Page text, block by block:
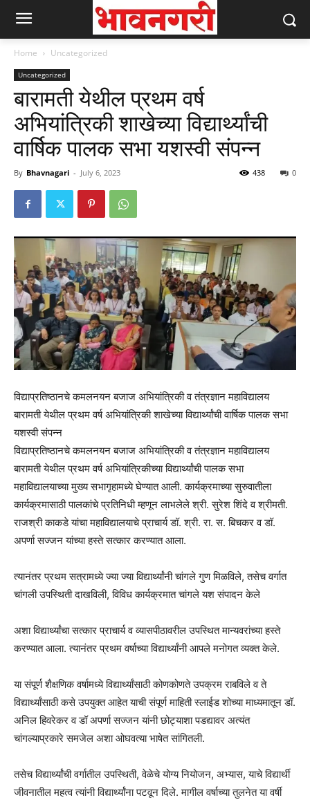
Home Uncategorized
Uncategorized
बारामती येथील प्रथम वर्ष
अभियांत्रिकी शाखेच्या विद्यार्थ्यांची
वार्षिक पालक सभा यशस्वी संपन्न
By Bhavnagari - July 6, 2023 0
438
विद्याप्रतिष्ठानचे कमलनयन बजाज अभियांत्रिकी व तंत्रज्ञान महाविद्यालय
बारामती येथील प्रथम वर्ष अभियांत्रिकी शाखेच्या विद्यार्थ्यांची वार्षिक पालक सभा
यशस्वी संपन्न
विद्याप्रतिष्ठानचे कमलनयन बजाज अभियांत्रिकी व तंत्रज्ञान महाविद्यालय
बारामती येथील प्रथम वर्ष अभियांत्रिकीच्या विद्यार्थ्यांची पालक सभा
महाविद्यालयाच्या मुख्य सभागृहामध्ये घेण्यात आली. कार्यक्रमाच्या सुरुवातीला
कार्यक्रमासाठी पालकांचे प्रतिनिधी म्हणून लाभलेले श्री. सुरेश शिंदे व श्रीमती.
राजश्री काकडे यांचा महाविद्यालयाचे प्राचार्य डॉ. श्री. रा. स. बिचकर व डॉ.
अपर्णा सज्जन यांच्या हस्ते सत्कार करण्यात आला.
त्यानंतर प्रथम सत्रामध्ये ज्या ज्या विद्यार्थ्यांनी चांगले गुण मिळविले, तसेच वर्गात
चांगली उपस्थिती दाखविली, विविध कार्यक्रमात चांगले यश संपादन केले
अशा विद्यार्थ्यांचा सत्कार प्राचार्य व व्यासपीठावरील उपस्थित मान्यवरांच्या हस्ते
करण्यात आला. त्यानंतर प्रथम वर्षाच्या विद्यार्थ्यांनी आपले मनोगत व्यक्त केले.
या संपूर्ण शैक्षणिक वर्षामध्ये विद्यार्थ्यांसाठी कोणकोणते उपक्रम राबविले व ते
विद्यार्थ्यांसाठी कसे उपयुक्त आहेत याची संपूर्ण माहिती स्लाईड शोच्या माध्यमातून डॉ.
अनिल हिवरेकर व डॉ अपर्णा सज्जन यांनी छोट्याशा पडद्यावर अत्यंत
चांगल्याप्रकारे समजेल अशा ओघवत्या भाषेत सांगितली.
तसेच विद्यार्थ्यांची वर्गातील उपस्थिती, वेळेचे योग्य नियोजन, अभ्यास, याचे विद्यार्थी
जीवनातील महत्व त्यांनी विद्यार्थ्यांना पटवून दिले. मागील वर्षाच्या तुलनेत या वर्षी